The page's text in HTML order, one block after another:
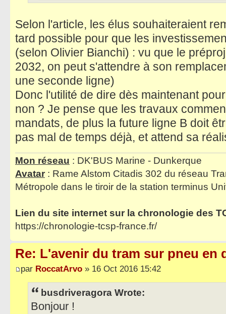
Selon l'article, les élus souhaiteraient
tard possible pour que les
(selon Olivier Bianchi) : vu que le
2032, on peut s'attendre à son
une seconde ligne)
Donc l'utilité de dire dès maintenant
non ? Je pense que les travaux
mandats, de plus la future ligne B doit
pas mal de temps déjà, et attend sa
Mon réseau : DK'BUS Marine - Dunkerque
Avatar : Rame Alstom Citadis 302 du réseau
Métropole dans le tiroir de la station terminus
Lien du site internet sur la chronologie des
https://chronologie-tcsp-france.fr/
Re: L'avenir du tram sur pneu en
par RoccatArvo » 16 Oct 2016 15:42
busdriveragora Wrote:
Bonjour !